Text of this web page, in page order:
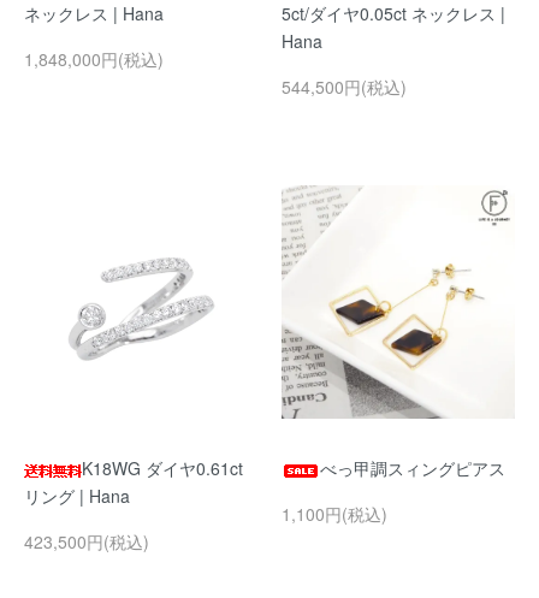
ネックレス | Hana
1,848,000円(税込)
5ct/ダイヤ0.05ct ネックレス |
Hana
544,500円(税込)
K18WG ダイヤ0.61ct
リング | Hana
423,500円(税込)
べっ甲調スィングピアス
1,100円(税込)